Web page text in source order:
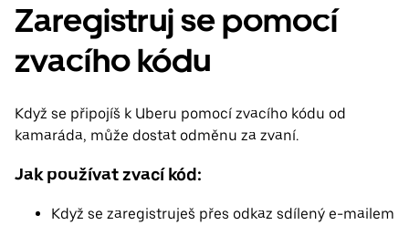
Zaregistruj se pomocí
zvacího kódu
Když se připojíš k Uberu pomocí zvacího kódu od
kamaráda, může dostat odměnu za zvaní.
Jak používat zvací kód:
Když se zaregistruješ přes odkaz sdílený e-mailem